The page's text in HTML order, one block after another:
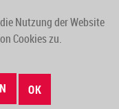
Nutzung der Website
Cookies zu.
OK